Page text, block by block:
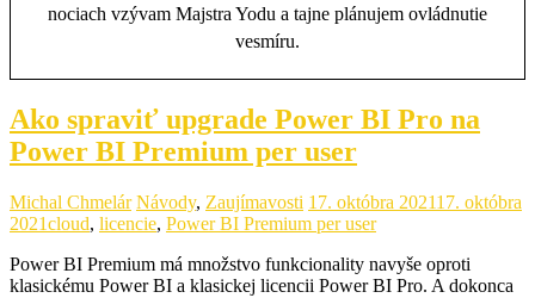
nociach vzývam Majstra Yodu a tajne plánujem ovládnutie
vesmíru.
Ako spraviť upgrade Power BI Pro na
Power BI Premium per user
Michal Chmelár Návody, Zaujímavosti 17. októbra 202117. októbra
2021cloud, licencie, Power BI Premium per user
Power BI Premium má množstvo funkcionality navyše oproti
klasickému Power BI a klasickej licencii Power BI Pro. A dokonca